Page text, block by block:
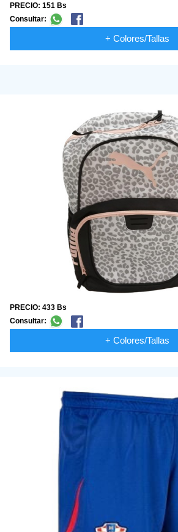
PRECIO: 151 Bs
Consultar:
+ Colores/Tallas
PRECIO: 433 Bs
Consultar:
+ Colores/Tallas